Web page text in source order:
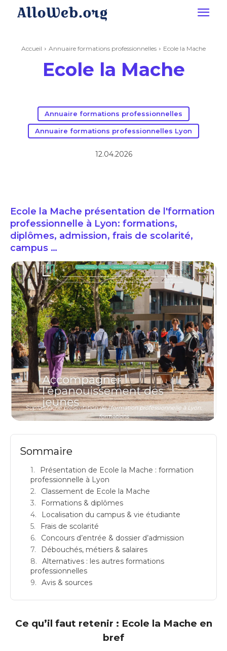
Accueil Annuaire formations professionnelles Ecole la Mache
Ecole la Mache
Annuaire formations professionnelles
Annuaire formations professionnelles Lyon
12.04.2026
Ecole la Mache présentation de l'formation
professionnelle à Lyon: formations,
diplômes, admission, frais de scolarité,
campus …
Sup'la Mache présentation de l'formation professionnelle à Lyon:
formations
Sommaire
Présentation de Ecole la Mache : formation
professionnelle à Lyon
Classement de Ecole la Mache
Formations & diplômes
Localisation du campus & vie étudiante
Frais de scolarité
Concours d’entrée & dossier d’admission
Débouchés, métiers & salaires
Alternatives : les autres formations
professionnelles
Avis & sources
Ce qu’il faut retenir : Ecole la Mache en
bref